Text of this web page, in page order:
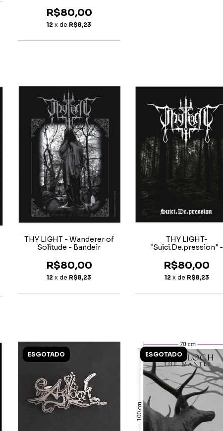
R$80,00
12 x de R$8,23
THY LIGHT - Wanderer of
Solitude - Bandeir
R$80,00
12 x de R$8,23
THY LIGHT-
"Suici.De.pression" -
R$80,00
12 x de R$8,23
ESGOTADO ESGOTADO